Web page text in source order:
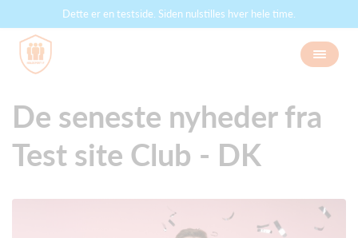
Dette er en testside. Siden nulstilles hver hele time.
De seneste nyheder fra
Test site Club - DK